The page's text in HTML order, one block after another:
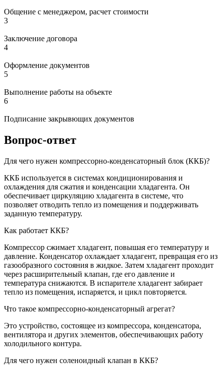
Общение с менеджером, расчет стоимости
3
Заключение договора
4
Оформление документов
5
Выполнение работы на объекте
6
Подписание закрывющих документов
Вопрос-ответ
Для чего нужен компрессорно-конденсаторный блок (ККБ)?
ККБ используется в системах кондиционирования и
охлаждения для сжатия и конденсации хладагента. Он
обеспечивает циркуляцию хладагента в системе, что
позволяет отводить тепло из помещения и поддерживать
заданную температуру.
Как работает ККБ?
Компрессор сжимает хладагент, повышая его температуру и
давление. Конденсатор охлаждает хладагент, превращая его из
газообразного состояния в жидкое. Затем хладагент проходит
через расширительный клапан, где его давление и
температура снижаются. В испарителе хладагент забирает
тепло из помещения, испаряется, и цикл повторяется.
Что такое компрессорно-конденсаторный агрегат?
Это устройство, состоящее из компрессора, конденсатора,
вентилятора и других элементов, обеспечивающих работу
холодильного контура.
Для чего нужен соленоидный клапан в ККБ?